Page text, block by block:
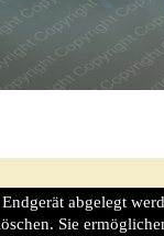
abgelegt
Sie